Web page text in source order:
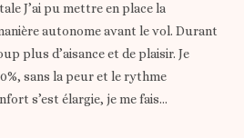
J’ai pu mettre en place la
autonome avant le vol. Durant
plus d’aisance et de plaisir. Je
sans la peur et le rythme
s’est élargie, je me fais…